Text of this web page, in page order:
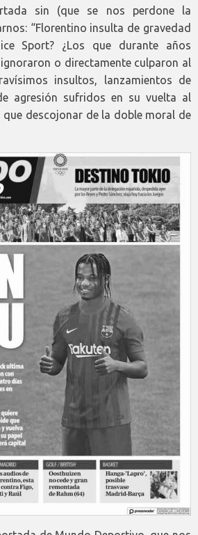
sin (que se nos perdone la
“Florentino insulta de gravedad
Sport? ¿Los que durante años
o directamente culparon al
insultos, lanzamientos de
agresión sufridos en su vuelta al
que descojonar de la doble moral de